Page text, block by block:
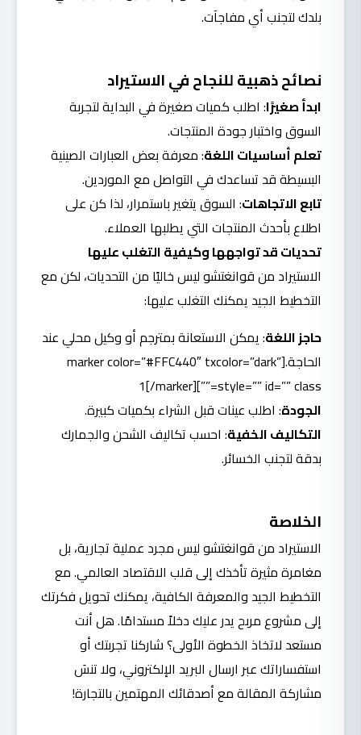
بلدك لتجنب أي مفاجآت.
نصائح ذهبية للنجاح في الاستيراد
ابدأ صغيرًا: اطلب كميات صغيرة في البداية لتجربة
السوق واختبار جودة المنتجات.
تعلم أساسيات اللغة: معرفة بعض العبارات الصينية
البسيطة قد تساعدك في التواصل مع الموردين.
تابع الاتجاهات: السوق يتغير باستمرار، لذا كن على
اطلاع بأحدث المنتجات التي يطلبها العملاء.
تحديات قد تواجهها وكيفية التغلب عليها
الاستيراد من قوانغتشو ليس خاليًا من التحديات، لكن مع
التخطيط الجيد يمكنك التغلب عليها:
حاجز اللغة: يمكن الاستعانة بمترجم أو وكيل محلي عند
الحاجة.[marker color=”#FFC440″ txcolor=”dark”
style=”” id=”” class=””]1[/marker]
الجودة: اطلب عينات قبل الشراء بكميات كبيرة.
التكاليف الخفية: احسب تكاليف الشحن والجمارك
بدقة لتجنب الخسائر.
الخلاصة
الاستيراد من قوانغتشو ليس مجرد عملية تجارية، بل
مغامرة مثيرة تأخذك إلى قلب الاقتصاد العالمي. مع
التخطيط الجيد والمعرفة الكافية، يمكنك تحويل فكرتك
إلى مشروع مربح يدر عليك دخلاً مستدامًا. هل أنت
مستعد لاتخاذ الخطوة الأولى؟ شاركنا تجربتك أو
استفساراتك عبر ارسال البريد الإلكتروني، ولا تنسَ
مشاركة المقالة مع أصدقائك المهتمين بالتجارة!